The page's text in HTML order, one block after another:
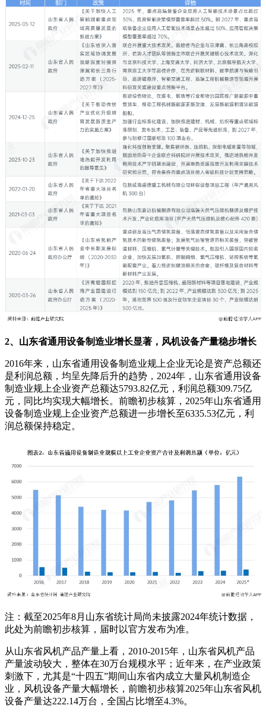
2、山东省通用设备制造业增长显著，风机设备产量稳步增长
2016年来，山东省通用设备制造业规上企业无论是资产总额还
是利润总额，均呈先降后升的趋势，2024年，山东省通用设备
制造业规上企业资产总额达5793.82亿元，利润总额309.75亿
元，同比均实现大幅增长。前瞻初步核算，2025年山东省通用
设备制造业规上企业资产总额进一步增长至6335.53亿元，利
润总额保持稳定。
注：截至2025年8月山东省统计局尚未披露2024年统计数据，
此处为前瞻初步核算，届时以官方发布为准。
从山东省风机产品产量上看，2010-2015年，山东省风机产品
产量波动较大，整体在30万台规模水平；近年来，在产业政策
刺激下，尤其是“十四五”期间山东省内成立大量风机制造企
业，风机设备产量大幅增长，前瞻初步核算2025年山东省风机
设备产量达222.14万台，全国占比增至4.3%。